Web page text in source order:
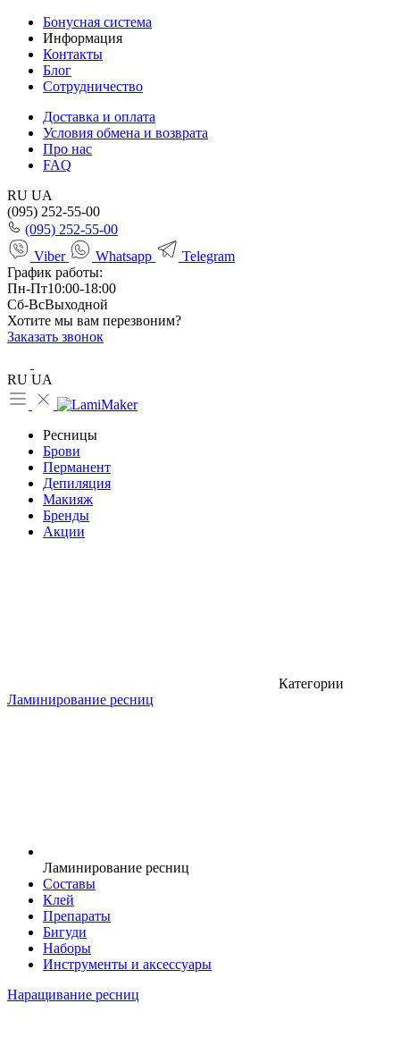
Бонусная система
Информация
Контакты
Блог
Сотрудничество
Доставка и оплата
Условия обмена и возврата
Про нас
FAQ
RU UA
(095) 252-55-00
(095) 252-55-00
Viber
Whatsapp
Telegram
График работы:
Пн-Пт10:00-18:00
Сб-ВсВыходной
Хотите мы вам перезвоним?
Заказать звонок
RU UA
Ресницы
Брови
Перманент
Депиляция
Макияж
Бренды
Акции
Категории
Ламинирование ресниц
Ламинирование ресниц
Составы
Клей
Препараты
Бигуди
Наборы
Инструменты и аксессуары
Наращивание ресниц